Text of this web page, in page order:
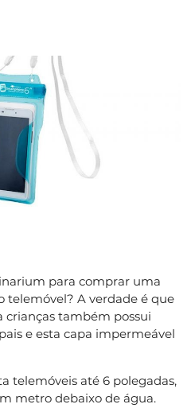
para comprar uma
telemóvel? A verdade é que
crianças também possui
e esta capa impermeável
telemóveis até 6 polegadas,
metro debaixo de água.